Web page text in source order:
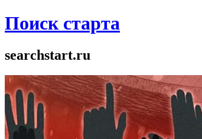
Поиск старта
searchstart.ru